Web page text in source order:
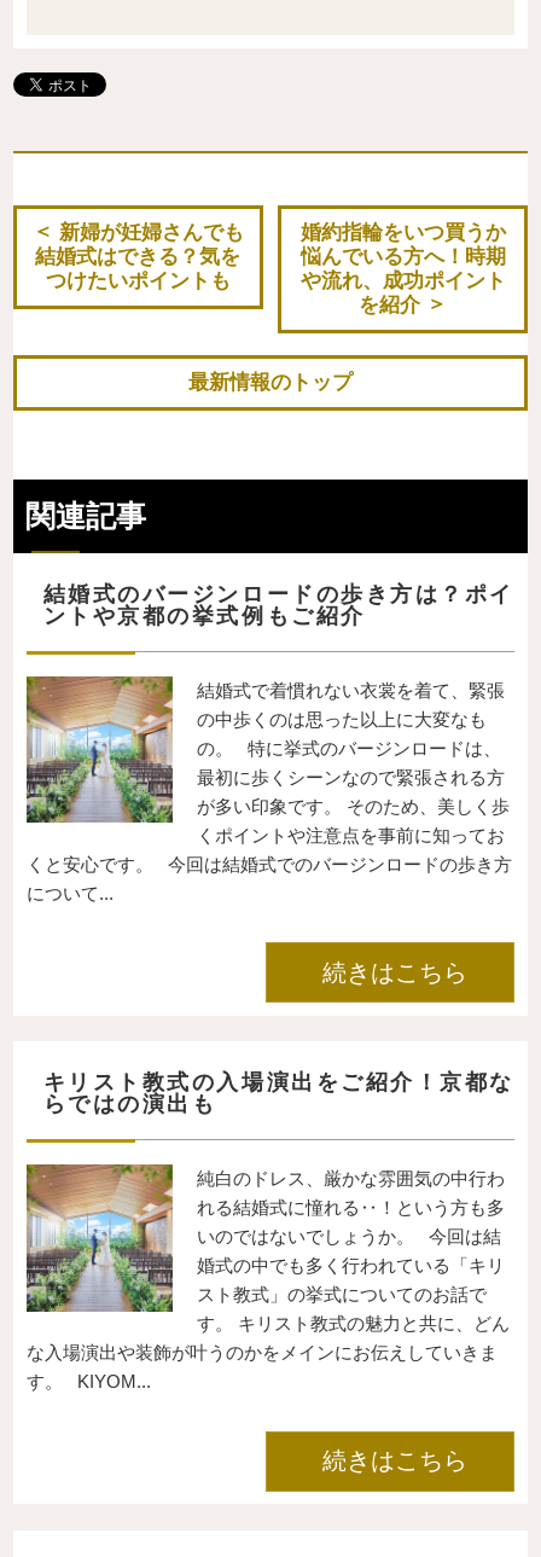
新婦が妊婦さんでも
結婚式はできる？気を
つけたいポイントも
最新情報のトップ
婚約指輪をいつ買うか
悩んでいる方へ！時期
や流れ、成功ポイント
を紹介
関連記事
結婚式のバージンロードの歩き方は？ポイ
ントや京都の挙式例もご紹介
結婚式で着慣れない衣裳を着て、緊張
の中歩くのは思った以上に大変なも
の。 特に挙式のバージンロードは、
最初に歩くシーンなので緊張される方
が多い印象です。 そのため、美しく歩
くポイントや注意点を事前に知ってお
くと安心です。 今回は結婚式でのバージンロードの歩き方
について...
続きはこちら
キリスト教式の入場演出をご紹介！京都な
らではの演出も
純白のドレス、厳かな雰囲気の中行わ
れる結婚式に憧れる‥！という方も多
いのではないでしょうか。 今回は結
婚式の中でも多く行われている「キリ
スト教式」の挙式についてのお話で
す。 キリスト教式の魅力と共に、どん
な入場演出や装飾が叶うのかをメインにお伝えしていきま
す。 KIYOM...
続きはこちら